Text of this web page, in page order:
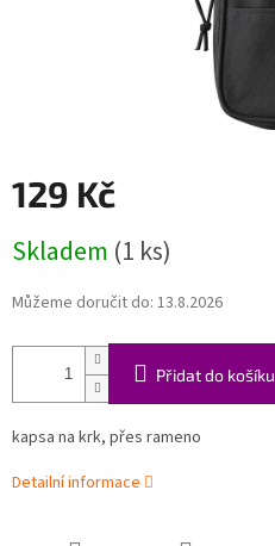
129 Kč
cena:
Skladem (1 ks)
Můžeme doručit do: 13.8.2026
Přidat do košíku
kapsa na krk, přes rameno
Detailní informace